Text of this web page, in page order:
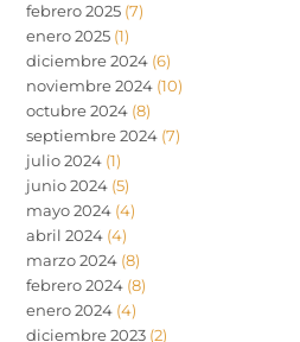
febrero 2025 (7)
enero 2025 (1)
diciembre 2024 (6)
noviembre 2024 (10)
octubre 2024 (8)
septiembre 2024 (7)
julio 2024 (1)
junio 2024 (5)
mayo 2024 (4)
abril 2024 (4)
marzo 2024 (8)
febrero 2024 (8)
enero 2024 (4)
diciembre 2023 (2)